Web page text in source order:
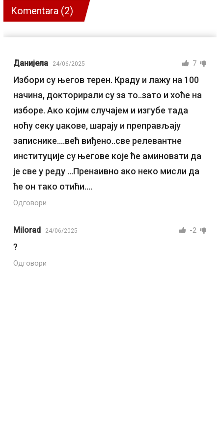
Komentara (2)
Данијела 24/06/2025 7
Избори су његов терен. Краду и лажу на 100
начина, докторирали су за то..зато и хоће на
изборе. Ако којим случајем и изгубе тада
ноћу секу џакове, шарају и преправљају
записнике….већ виђено..све релевантне
институције су његове које ће аминовати да
је све у реду …Пренаивно ако неко мисли да
ће он тако отићи….
Одговори
Milorad 24/06/2025 -2
?
Одговори